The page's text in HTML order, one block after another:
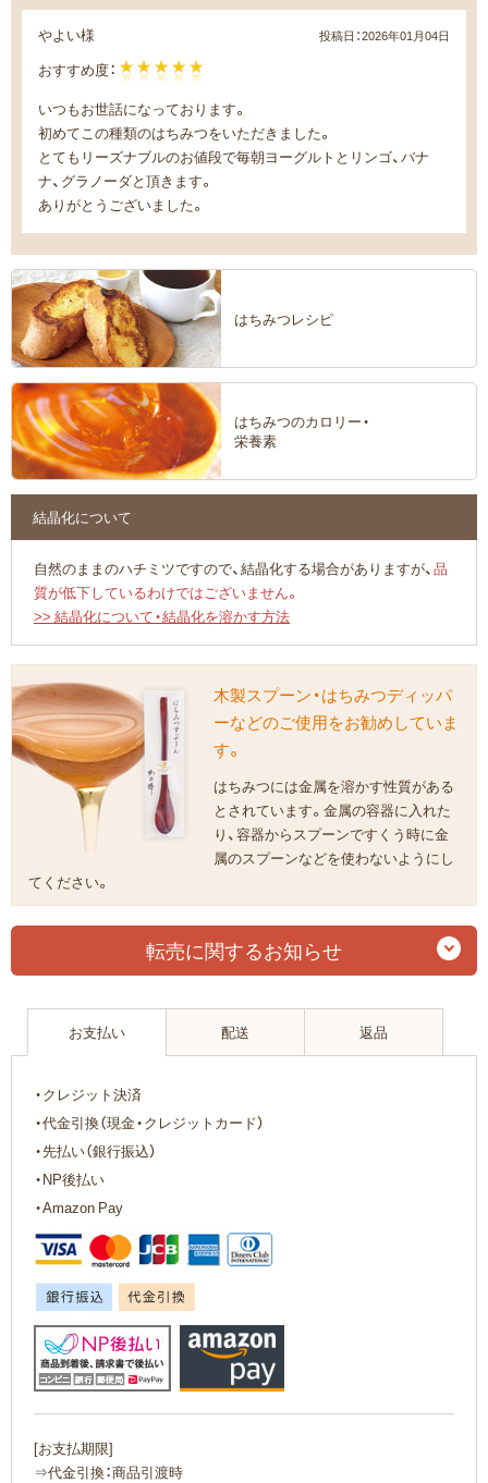
やよい様 投稿日：2026年01月04日
おすすめ度：
いつもお世話になっております。
初めてこの種類のはちみつをいただきました。
とてもリーズナブルのお値段で毎朝ヨーグルトとリンゴ、バナ
ナ、グラノーダと頂きます。
ありがとうございました。
はちみつレシピ
はちみつのカロリー・
栄養素
結晶化について
自然のままのハチミツですので、結晶化する場合がありますが、品
質が低下しているわけではございません。
>> 結晶化について・結晶化を溶かす方法
木製スプーン・はちみつディッパ
ーなどのご使用をお勧めしていま
す。
はちみつには金属を溶かす性質がある
とされています。金属の容器に入れた
り、容器からスプーンですくう時に金
属のスプーンなどを使わないようにし
てください。
転売に関するお知らせ
お支払い 配送 返品
・クレジット決済
・代金引換（現金・クレジットカード）
・先払い（銀行振込）
・NP後払い
・Amazon Pay
[お支払期限]
⇒代金引換：商品引渡時